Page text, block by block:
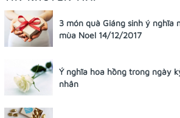
3 món quà Giáng sinh ý nghĩa
mùa Noel 14/12/2017
Ý nghĩa hoa hồng trong ngày
nhân